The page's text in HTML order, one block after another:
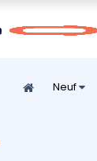
Neuf